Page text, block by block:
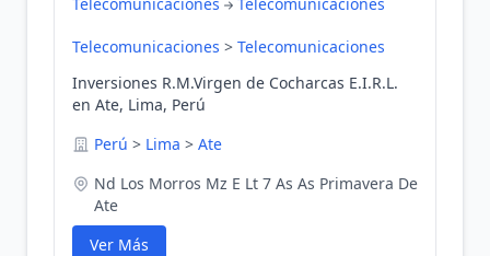
Telecomunicaciones > Telecomunicaciones
Inversiones R.M.Virgen de Cocharcas E.I.R.L.
en Ate, Lima, Perú
Perú > Lima > Ate
Nd Los Morros Mz E Lt 7 As As Primavera De
Ate
Ver Más